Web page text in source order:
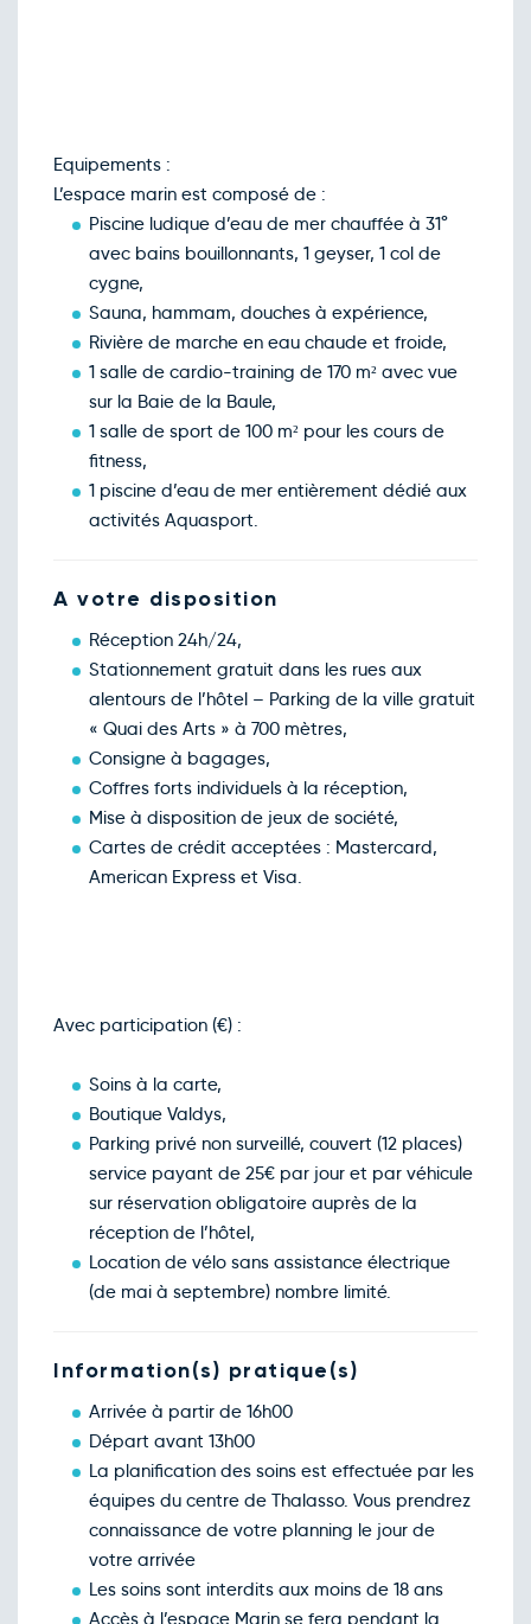
Equipements :
L’espace marin est composé de :
Piscine ludique d’eau de mer chauffée à 31°
avec bains bouillonnants, 1 geyser, 1 col de
cygne,
Sauna, hammam, douches à expérience,
Rivière de marche en eau chaude et froide,
1 salle de cardio-training de 170 m² avec vue
sur la Baie de la Baule,
1 salle de sport de 100 m² pour les cours de
fitness,
1 piscine d’eau de mer entièrement dédié aux
activités Aquasport.
A votre disposition
Réception 24h/24,
Stationnement gratuit dans les rues aux
alentours de l’hôtel – Parking de la ville gratuit
« Quai des Arts » à 700 mètres,
Consigne à bagages,
Coffres forts individuels à la réception,
Mise à disposition de jeux de société,
Cartes de crédit acceptées : Mastercard,
American Express et Visa.
Avec participation (€) :
Soins à la carte,
Boutique Valdys,
Parking privé non surveillé, couvert (12 places)
service payant de 25€ par jour et par véhicule
sur réservation obligatoire auprès de la
réception de l’hôtel,
Location de vélo sans assistance électrique
(de mai à septembre) nombre limité.
Information(s) pratique(s)
Arrivée à partir de 16h00
Départ avant 13h00
La planification des soins est effectuée par les
équipes du centre de Thalasso. Vous prendrez
connaissance de votre planning le jour de
votre arrivée
Les soins sont interdits aux moins de 18 ans
Accès à l’espace Marin se fera pendant la